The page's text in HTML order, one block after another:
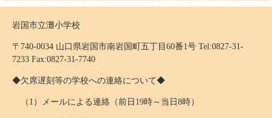
岩国市立灘小学校
〒740-0034 山口県岩国市南岩国町五丁目60番1号 Tel:0827-31-
7233 Fax:0827-31-7740
◆欠席遅刻等の学校への連絡について◆
（1）メールによる連絡（前日19時～当日8時）